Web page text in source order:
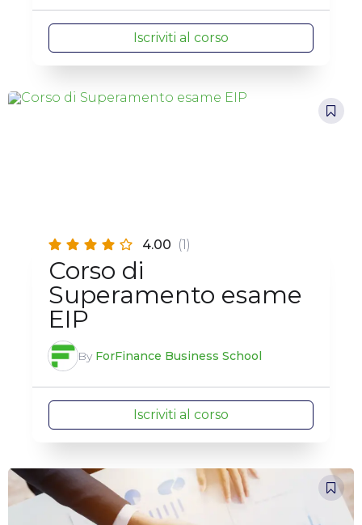
Iscriviti al corso
4.00 (1)
Corso di
Superamento esame
EIP
By ForFinance Business School
Iscriviti al corso